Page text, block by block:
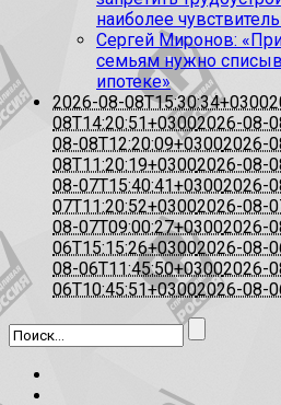
наиболее
Сергей Миронов:
семьям нужно
ипотеке»
2026-08-08T15:30:34+0300
08T14:20:51+03002026-08-
08-08T12:20:09+03002026-
08T11:20:19+03002026-08-
08-07T15:40:41+03002026-
07T11:20:52+03002026-08-
08-07T09:00:27+03002026-
06T15:15:26+03002026-08-
08-06T11:45:50+03002026-
06T10:45:51+03002026-08-